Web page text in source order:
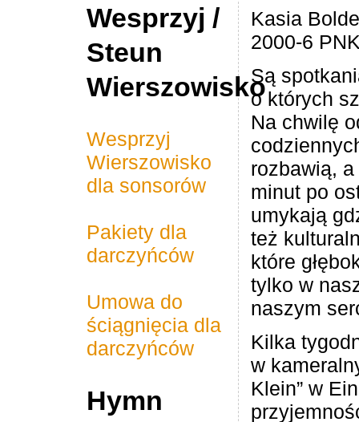
DE Hypotheek Shop
Tilburg
Efaktura.nl
JandB polskie
hurtownie
Ag Handamde
Inwetsar
Rainbow Kids Animator
Sinnoh shop
Graphical Stroke
ABC Nederlands
Nova bouw knebel B.V.
Poolse Gezinnen
AB Midden Nederland
Notarispraktijk Mr.
Roland Kok
PSK bestratingen en
tuinaanleg
2026 Wierszowisko -
Zostań Sponsorem
TNP Fiscaal
M/V Works
Magdalena - Dental
Serce Polski
Wesprzyj /
Steun
Wierszowisko
Wesprzyj
Wierszowisko
dla sonsorów
Pakiety dla
darczyńców
Umowa do
ściągnięcia dla
darczyńców
Hymn
Kasia
2000-6
Są
o których
Na chwilę
rozbawią,
minut po
umykają
też
które
tylko w
naszym
Kilka
w
Klein” w